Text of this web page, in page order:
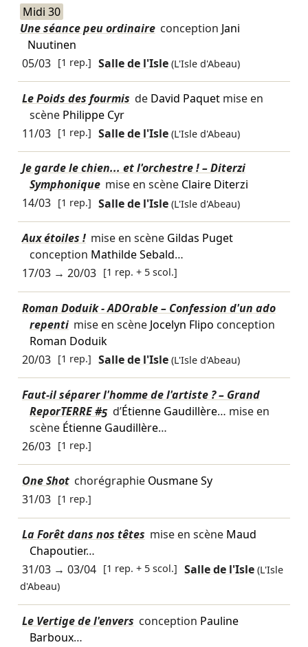
Midi 30
Une séance peu ordinaire conception Jani
Nuutinen
05/03 [1 rep.] Salle de l'Isle (L'Isle d'Abeau)
Le Poids des fourmis de David Paquetmise en
scène Philippe Cyr
11/03 [1 rep.] Salle de l'Isle (L'Isle d'Abeau)
Je garde le chien... et l'orchestre ! – Diterzi
Symphonique mise en scène Claire Diterzi
14/03 [1 rep.] Salle de l'Isle (L'Isle d'Abeau)
Aux étoiles ! mise en scène Gildas Puget
conception Mathilde Sebald…
17/03→ 20/03 [1 rep. + 5 scol.]
Roman Doduik - ADOrable – Confession d'un ado
repenti mise en scène Jocelyn Flipo conception
Roman Doduik
20/03 [1 rep.] Salle de l'Isle (L'Isle d'Abeau)
Faut-il séparer l'homme de l'artiste ? – Grand
ReporTERRE #5 d’Étienne Gaudillère… mise en
scène Étienne Gaudillère…
26/03 [1 rep.]
One Shot chorégraphie Ousmane Sy
31/03 [1 rep.]
La Forêt dans nos têtes mise en scène Maud
Chapoutier…
31/03→ 03/04 [1 rep. + 5 scol.] Salle de l'Isle (L'Isle
d'Abeau)
Le Vertige de l'envers conception Pauline
Barboux…